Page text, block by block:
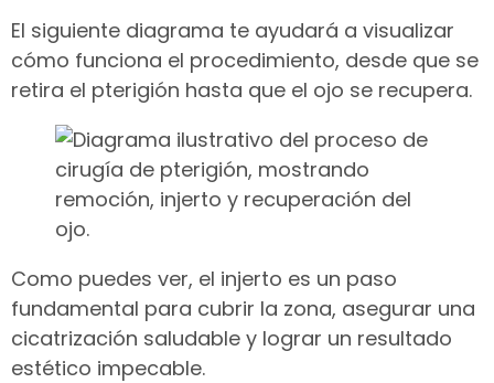
El siguiente diagrama te ayudará a visualizar
cómo funciona el procedimiento, desde que se
retira el pterigión hasta que el ojo se recupera.
Como puedes ver, el injerto es un paso
fundamental para cubrir la zona, asegurar una
cicatrización saludable y lograr un resultado
estético impecable.